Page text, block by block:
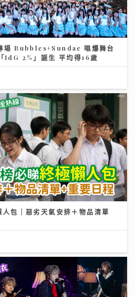
場 Bubbles+Sundae 唱爆舞台
IdG 2%」誕生 平均得16歲
包｜惡劣天氣安排＋物品清單